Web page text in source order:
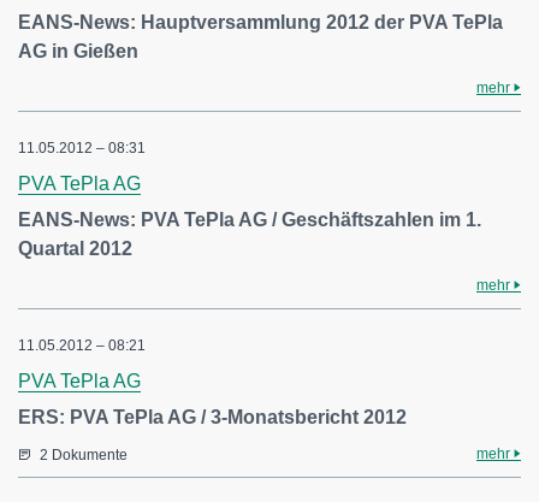
EANS-News: Hauptversammlung 2012 der PVA TePla
AG in Gießen
mehr
11.05.2012 – 08:31
PVA TePla AG
EANS-News: PVA TePla AG / Geschäftszahlen im 1.
Quartal 2012
mehr
11.05.2012 – 08:21
PVA TePla AG
ERS: PVA TePla AG / 3-Monatsbericht 2012
2 Dokumente mehr